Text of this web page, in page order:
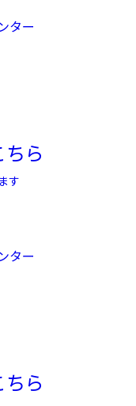
ター
ら
す
ター
ら